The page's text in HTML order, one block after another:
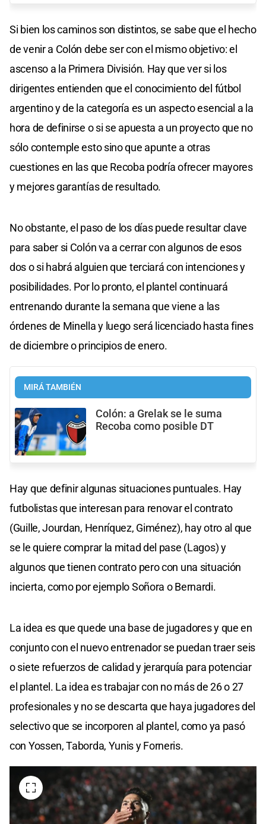
Si bien los caminos son distintos, se sabe que el hecho
de venir a Colón debe ser con el mismo objetivo: el
ascenso a la Primera División. Hay que ver si los
dirigentes entienden que el conocimiento del fútbol
argentino y de la categoría es un aspecto esencial a la
hora de definirse o si se apuesta a un proyecto que no
sólo contemple esto sino que apunte a otras
cuestiones en las que Recoba podría ofrecer mayores
y mejores garantías de resultado.
No obstante, el paso de los días puede resultar clave
para saber si Colón va a cerrar con algunos de esos
dos o si habrá alguien que terciará con intenciones y
posibilidades. Por lo pronto, el plantel continuará
entrenando durante la semana que viene a las
órdenes de Minella y luego será licenciado hasta fines
de diciembre o principios de enero.
MIRÁ TAMBIÉN
Colón: a Grelak se le suma
Recoba como posible DT
Hay que definir algunas situaciones puntuales. Hay
futbolistas que interesan para renovar el contrato
(Guille, Jourdan, Henríquez, Giménez), hay otro al que
se le quiere comprar la mitad del pase (Lagos) y
algunos que tienen contrato pero con una situación
incierta, como por ejemplo Soñora o Bernardi.
La idea es que quede una base de jugadores y que en
conjunto con el nuevo entrenador se puedan traer seis
o siete refuerzos de calidad y jerarquía para potenciar
el plantel. La idea es trabajar con no más de 26 o 27
profesionales y no se descarta que haya jugadores del
selectivo que se incorporen al plantel, como ya pasó
con Yossen, Taborda, Yunis y Forneris.